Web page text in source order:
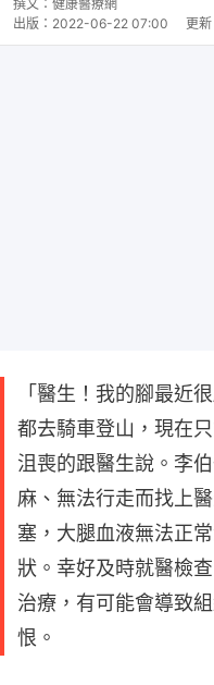
撰文： 健康醫療網
出版： 2022-06-22 07:00 更新
「醫生！我的腳最近
都去騎車登山，現在
沮喪的跟醫生說。李
麻、無法行走而找上
塞，大腿血液無法正
狀。幸好及時就醫檢
治療，有可能會導致
恨。